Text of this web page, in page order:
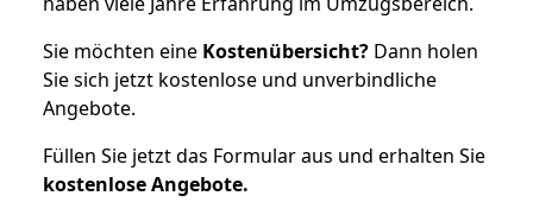
Sie möchten eine Kostenübersicht? Dann holen
Sie sich jetzt kostenlose und unverbindliche
Angebote.
Füllen Sie jetzt das Formular aus und erhalten Sie
kostenloseAngebote.